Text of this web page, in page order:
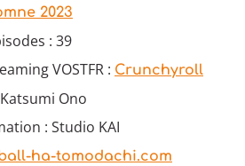
2023
: 39
VOSTFR : Crunchyroll
Ono
: Studio KAI
ha-tomodachi.com